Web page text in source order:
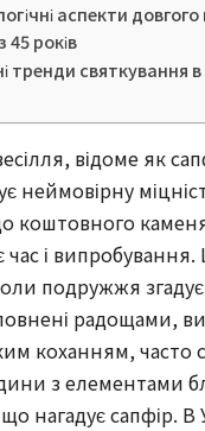
аспекти
45 років
тренди святкування в
відоме як
неймовірну
коштовного
і випробування.
подружжя згадує
радощами,
коханням, часто
з елементами
нагадує сапфір. В